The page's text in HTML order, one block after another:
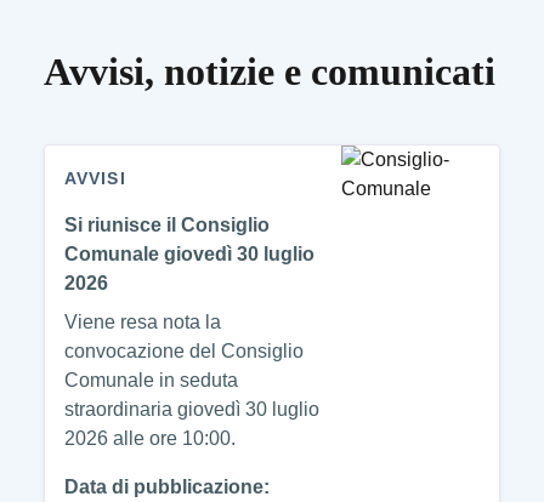
Avvisi, notizie e comunicati
AVVISI
Si riunisce il Consiglio
Comunale giovedì 30 luglio
2026
Viene resa nota la
convocazione del Consiglio
Comunale in seduta
straordinaria giovedì 30 luglio
2026 alle ore 10:00.
Data di pubblicazione: